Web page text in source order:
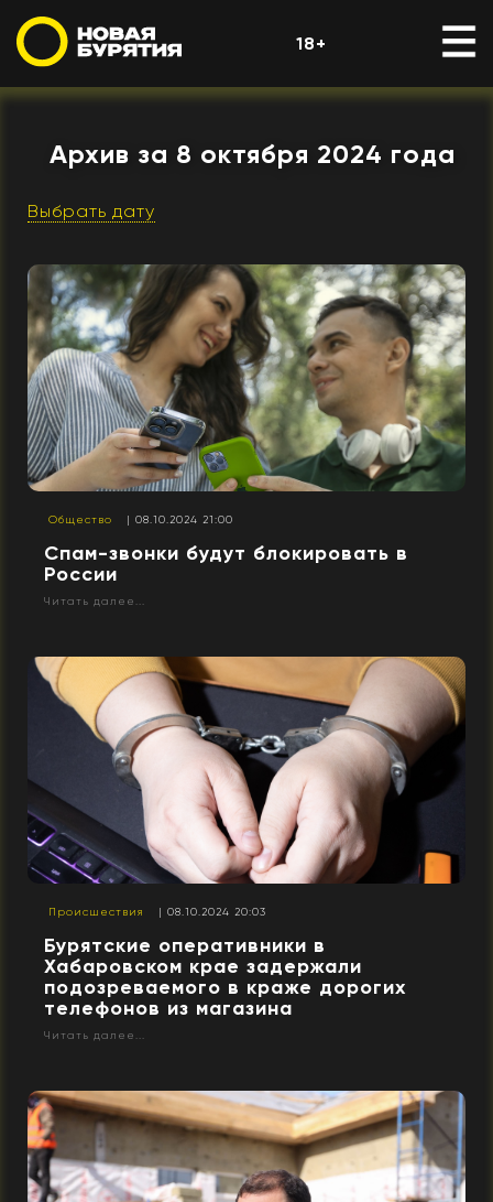
18+
Архив за 8 октября 2024 года
Выбрать дату
Общество | 08.10.2024 21:00
Спам-звонки будут блокировать в
России
Читать далее...
Происшествия | 08.10.2024 20:03
Бурятские оперативники в
Хабаровском крае задержали
подозреваемого в краже дорогих
телефонов из магазина
Читать далее...